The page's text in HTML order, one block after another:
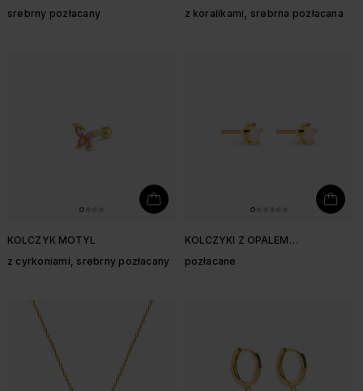
srebrny pozłacany
z koralikami, srebrna pozłacana
KOLCZYK MOTYL
z cyrkoniami, srebrny pozłacany
KOLCZYKI Z OPALEM
pozłacane